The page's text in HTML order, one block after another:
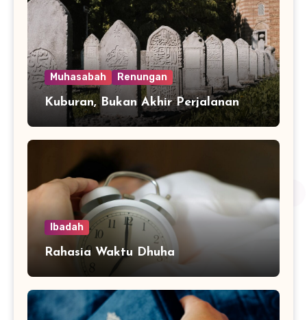
Muhasabah Renungan
Kuburan, Bukan Akhir Perjalanan
Ibadah
Rahasia Waktu Dhuha